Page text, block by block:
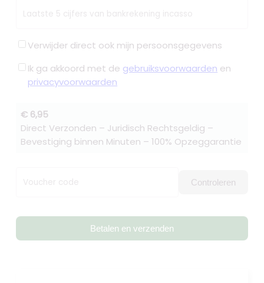
Laatste 5 cijfers van bankrekening incasso
Verwijder direct ook mijn persoonsgegevens
Ik ga akkoord met de gebruiksvoorwaarden en
privacyvoorwaarden
€ 6,95
Direct Verzonden – Juridisch Rechtsgeldig –
Bevestiging binnen Minuten – 100% Opzeggarantie
Voucher code Controleren
Betalen en verzenden